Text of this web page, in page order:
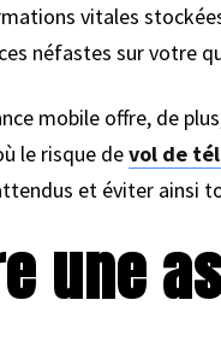
vitales
néfastes sur votre
mobile offre, de
le risque devol de
et éviter ainsi
une